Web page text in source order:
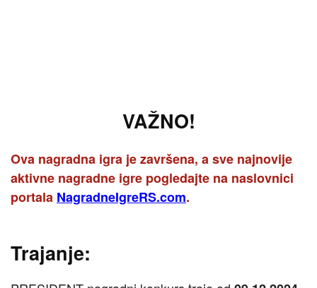
VAŽNO!
Ova nagradna igra je završena, a sve najnovije
aktivne nagradne igre pogledajte na naslovnici
portala NagradneIgreRS.com.
Trajanje: